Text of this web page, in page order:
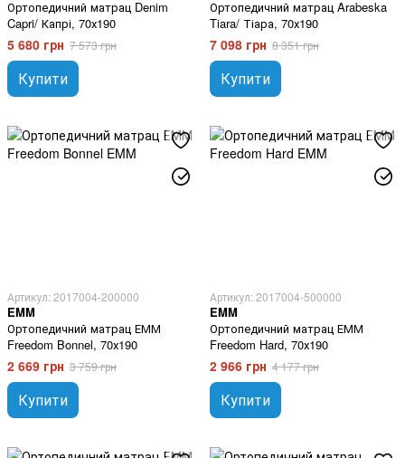
Ортопедичний матрац Denim
Capri/ Капрі, 70х190
5 680 грн 7 573 грн
Купити
Ортопедичний матрац Arabeska
Tiara/ Тіара, 70х190
7 098 грн 8 351 грн
Купити
Артикул: 2017004-200000
EMM
Ортопедичний матрац ЕММ
Freedom Bonnel, 70х190
2 669 грн 3 759 грн
Купити
Артикул: 2017004-500000
EMM
Ортопедичний матрац ЕММ
Freedom Hard, 70х190
2 966 грн 4 177 грн
Купити